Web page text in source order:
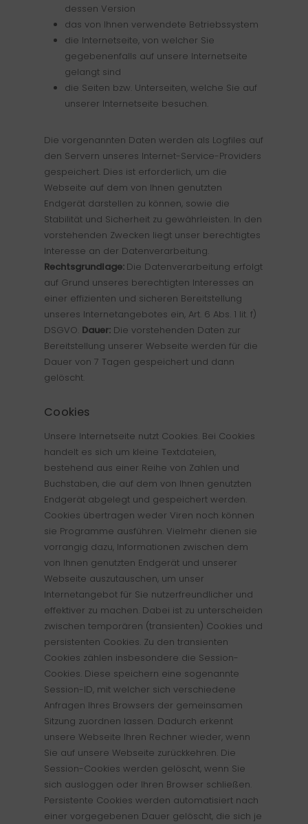
dessen Version
das von Ihnen verwendete Betriebssystem
die Internetseite, von welcher Sie
gegebenenfalls auf unsere Internetseite
gelangt sind
die Seiten bzw. Unterseiten, welche Sie auf
unserer Internetseite besuchen.
Die vorgenannten Daten werden als Logfiles auf
den Servern unseres Internet-Service-Providers
gespeichert. Dies ist erforderlich, um die
Webseite auf dem von Ihnen genutzten
Endgerät darstellen zu können, sowie die
Stabilität und Sicherheit zu gewährleisten. In den
vorstehenden Zwecken liegt unser berechtigtes
Interesse an der Datenverarbeitung.
Rechtsgrundlage: Die Datenverarbeitung erfolgt
auf Grund unseres berechtigten Interesses an
einer effizienten und sicheren Bereitstellung
unseres Internetangebotes ein, Art. 6 Abs. 1 lit. f)
DSGVO. Dauer: Die vorstehenden Daten zur
Bereitstellung unserer Webseite werden für die
Dauer von 7 Tagen gespeichert und dann
gelöscht.
Cookies
Unsere Internetseite nutzt Cookies. Bei Cookies
handelt es sich um kleine Textdateien,
bestehend aus einer Reihe von Zahlen und
Buchstaben, die auf dem von Ihnen genutzten
Endgerät abgelegt und gespeichert werden.
Cookies übertragen weder Viren noch können
sie Programme ausführen. Vielmehr dienen sie
vorrangig dazu, Informationen zwischen dem
von Ihnen genutzten Endgerät und unserer
Webseite auszutauschen, um unser
Internetangebot für Sie nutzerfreundlicher und
effektiver zu machen. Dabei ist zu unterscheiden
zwischen temporären (transienten) Cookies und
persistenten Cookies. Zu den transienten
Cookies zählen insbesondere die Session-
Cookies. Diese speichern eine sogenannte
Session-ID, mit welcher sich verschiedene
Anfragen Ihres Browsers der gemeinsamen
Sitzung zuordnen lassen. Dadurch erkennt
unsere Webseite Ihren Rechner wieder, wenn
Sie auf unsere Webseite zurückkehren. Die
Session-Cookies werden gelöscht, wenn Sie
sich ausloggen oder Ihren Browser schließen.
Persistente Cookies werden automatisiert nach
einer vorgegebenen Dauer gelöscht, die sich je